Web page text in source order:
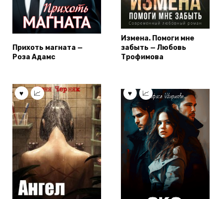
Прихоть магната —
Роза Адамс
Измена. Помоги мне
забыть — Любовь
Трофимова